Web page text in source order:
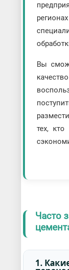
Вы
тех,
Часто
1.